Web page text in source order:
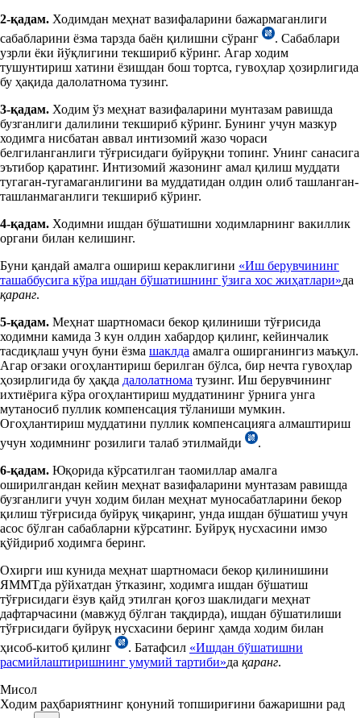
2-қадам. Ходимдан меҳнат вазифаларини бажармаганлиги
сабабларини ёзма тарзда баён қилишни сўранг
. Сабаблари
узрли ёки йўқлигини текшириб кўринг. Агар ходим
тушунтириш хатини ёзишдан бош тортса, гувоҳлар ҳозирлигида
бу ҳақида далолатнома тузинг.
3-қадам. Ходим ўз меҳнат вазифаларини мунтазам равишда
бузганлиги далилини текшириб кўринг. Бунинг учун мазкур
ходимга нисбатан аввал интизомий жазо чораси
белгиланганлиги тўғрисидаги буйруқни топинг. Унинг санасига
эътибор қаратинг. Интизомий жазонинг амал қилиш муддати
тугаган-тугамаганлигини ва муддатидан олдин олиб ташланган-
ташланмаганлиги текшириб кўринг.
4-қадам. Ходимни ишдан бўшатишни ходимларнинг вакиллик
органи билан келишинг.
Буни қандай амалга ошириш кераклигини «Иш берувчининг
ташаббусига кўра ишдан бўшатишнинг ўзига хос жиҳатлари»да
қаранг.
5-қадам. Меҳнат шартномаси бекор қилиниши тўғрисида
ходимни камида 3 кун олдин хабардор қилинг, кейинчалик
тасдиқлаш учун буни ёзма шаклда амалга оширганингиз маъқул.
Агар оғзаки огоҳлантириш берилган бўлса, бир нечта гувоҳлар
ҳозирлигида бу ҳақда далолатнома тузинг. Иш берувчининг
ихтиёрига кўра огоҳлантириш муддатининг ўрнига унга
мутаносиб пуллик компенсация тўланиши мумкин.
Огоҳлантириш муддатини пуллик компенсацияга алмаштириш
учун ходимнинг розилиги талаб этилмайди
.
6-қадам. Юқорида кўрсатилган таомиллар амалга
оширилгандан кейин меҳнат вазифаларини мунтазам равишда
бузганлиги учун ходим билан меҳнат муносабатларини бекор
қилиш тўғрисида буйруқ чиқаринг, унда ишдан бўшатиш учун
асос бўлган сабабларни кўрсатинг. Буйруқ нусхасини имзо
қўйдириб ходимга беринг.
Охирги иш кунида меҳнат шартномаси бекор қилинишини
ЯММТда рўйхатдан ўтказинг, ходимга ишдан бўшатиш
тўғрисидаги ёзув қайд этилган қоғоз шаклидаги меҳнат
дафтарчасини (мавжуд бўлган тақдирда), ишдан бўшатилиши
тўғрисидаги буйруқ нусхасини беринг ҳамда ходим билан
ҳисоб-китоб қилинг
. Батафсил «Ишдан бўшатишни
расмийлаштиришнинг умумий тартиби»да қаранг.
Мисол
Ходим раҳбариятнинг қонуний топшириғини бажаришни рад